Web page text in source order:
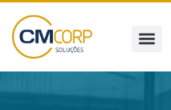
Pular
para